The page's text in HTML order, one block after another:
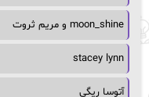
moon_shine و مریم ثروت
stacey lynn
آتوسا ریگی